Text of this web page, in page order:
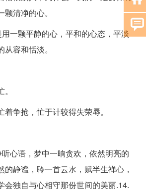
清净的心。
一颗平静的心，平和的心态，平淡
容和恬淡。
争抢，忙于计较得失荣辱。
心语，梦中一晌贪欢，依然明亮的
的静谧，聆一首云水，赋半生禅心，
会独自与心相守那份世间的美丽.14.